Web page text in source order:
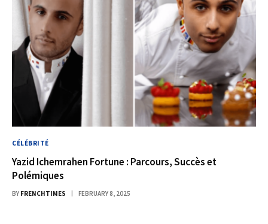
CÉLÉBRITÉ
Yazid Ichemrahen Fortune : Parcours, Succès et
Polémiques
BY FRENCHTIMES FEBRUARY 8, 2025